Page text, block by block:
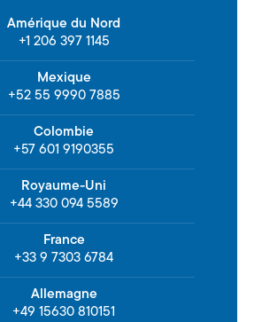
Amérique du Nord
+1 206 397 1145
Mexique
+52 55 9990 7885
Colombie
+57 601 9190355
Royaume-Uni
+44 330 094 5589
France
+33 9 7303 6784
Allemagne
+49 15630 810151